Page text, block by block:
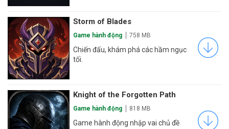
Storm of Blades
Game hành động 758 MB
Chiến đấu, khám phá các hầm ngục
tối.
Knight of the Forgotten Path
Game hành động 818 MB
Game hành động nhập vai chủ đề